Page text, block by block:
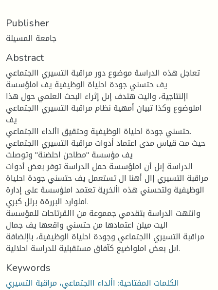
Publisher
جامعة المسيلة
Abstract
تعاجل هذه الدراسة موضوع دور مراقبة التسيري االجتماعي
يف حتسني جودة احلياة الوظيفية يف املؤسسة
اإلنتاجية، واليت هتدف إىل إثراء البحث العلمي حول هذا
املوضوع وكذا تبيان أمهية نظام مراقبة التسيري االجتماعي
يف
حتسني جودة احلياة الوظيفية وحتقيق األداء االجتماعي.
حيث مت قياس مدى اعتماد أدوات مراقبة التسيري االجتماعي
يف مؤسسة "مطاحن احلضنة" وتوصلت
الدراسة إىل أن املؤسسة حمل الدراسة توفر بعض أدوات
مراقبة التسيري إال أهنا ال تستعمل يف حتسني جودة احلياة
الوظيفية ولتحسني هذه األخرية تعتمد املؤسسة على إدارة
املوارد البررةة برلل كبري.
وانتهت الدراسة بتقدمي جمموعة من االقرتاحات للمؤسسة
اليت ميلن اعتمادها من حتسني واقعها يف جمال
مراقبة التسيري االجتماعي وجودة احلياة الوظيفية، باإلضافة
اىل بعض املواضيع كآفاق مستقبلية للدراسة احلالية.
Keywords
الكلمات المفتاحية: األداء االجتماعي، مراقبة التسيري